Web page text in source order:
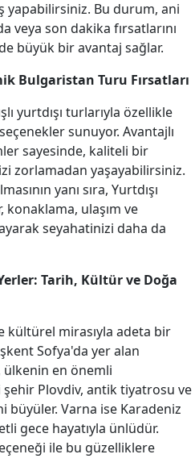
yapabilirsiniz. Bu durum, ani
veya son dakika fırsatlarını
büyük bir avantaj sağlar.
Bulgaristan Turu Fırsatları
yurtdışı turlarıyla özellikle
sunuyor. Avantajlı
sayesinde, kaliteli bir
zorlamadan yaşayabilirsiniz.
yanı sıra, Yurtdışı
ulaşım ve
seyahatinizi daha da
Tarih, Kültür ve Doğa
kültürel mirasıyla adeta bir
Sofya'da yer alan
ülkenin en önemli
Plovdiv, antik tiyatrosu ve
büyüler. Varna ise Karadeniz
gece hayatıyla ünlüdür.
ile bu güzelliklere